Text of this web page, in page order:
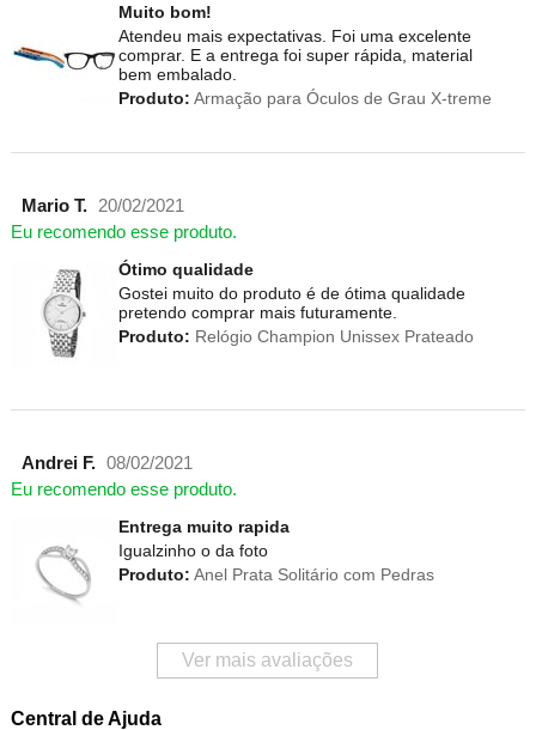
Muito bom!
Atendeu mais expectativas. Foi uma excelente
comprar. E a entrega foi super rápida, material
bem embalado.
Produto: Armação para Óculos de Grau X-treme
Mario T. 20/02/2021
Eu recomendo esse produto.
Ótimo qualidade
Gostei muito do produto é de ótima qualidade
pretendo comprar mais futuramente.
Produto: Relógio Champion Unissex Prateado
Andrei F. 08/02/2021
Eu recomendo esse produto.
Entrega muito rapida
Igualzinho o da foto
Produto: Anel Prata Solitário com Pedras
Ver mais avaliações
Central de Ajuda